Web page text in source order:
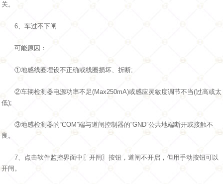
关。
6、车过不下闸
可能原因：
①地感线圈埋设不正确或线圈损坏、折断;
②车辆检测器电源功率不足(Max250mA)或感应灵敏度调节不当(过高或太
低);
③地感检测器的“COM”端与道闸控制器的“GND”公共地端断开或接触不
良。
7、点击软件监控界面中〖开闸〗按钮，道闸不开启，但用手动按钮可以
开闸。